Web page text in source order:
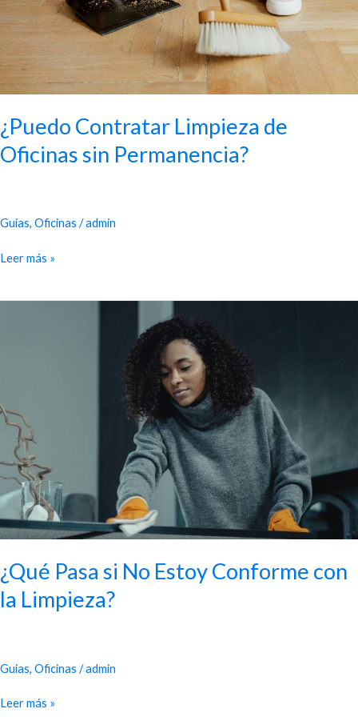
¿Puedo Contratar Limpieza de
Oficinas sin Permanencia?
Guias, Oficinas /admin
Leer más »
¿Qué Pasa si No Estoy Conforme con
la Limpieza?
Guias, Oficinas /admin
con
Limpieza?
Leer más »